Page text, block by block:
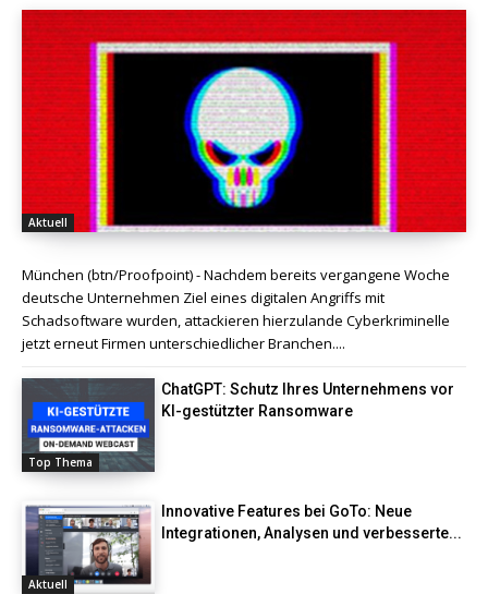
Aktuell
München (btn/Proofpoint) - Nachdem bereits vergangene Woche
deutsche Unternehmen Ziel eines digitalen Angriffs mit
Schadsoftware wurden, attackieren hierzulande Cyberkriminelle
jetzt erneut Firmen unterschiedlicher Branchen....
Top Thema
ChatGPT: Schutz Ihres Unternehmens vor
KI-gestützter Ransomware
Aktuell
Innovative Features bei GoTo: Neue
Integrationen, Analysen und verbesserte...